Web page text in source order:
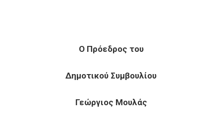
Ο Πρόεδρος του
Δημοτικού Συμβουλίου
Γεώργιος Μουλάς